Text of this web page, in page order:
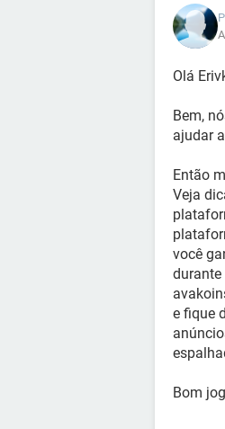
Olá
Bem,
ajudar
Então
Veja
você
durante
e fique
Bom